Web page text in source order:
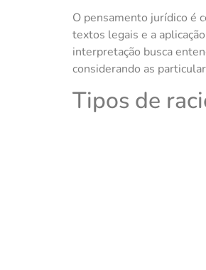
O pensamento jurídico é
textos legais e a
interpretação busca
considerando as
Tipos de